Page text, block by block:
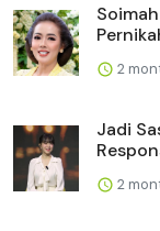
2
Jadi
2